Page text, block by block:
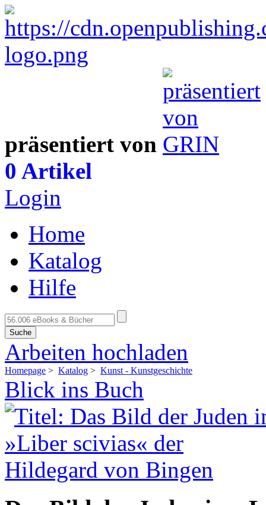
präsentiert von
0 Artikel
Login
Home
Katalog
Hilfe
Suche
Arbeiten hochladen
Homepage > Katalog > Kunst - Kunstgeschichte
Blick ins Buch